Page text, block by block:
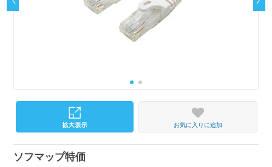
お気に入りに追加
ソフマップ特価